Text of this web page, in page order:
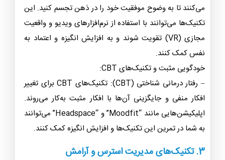
می‌کنند تا به وضوح موفقیت خود را در ذهن تجسم کنید. این
تکنیک‌ها می‌توانند با استفاده از نرم‌افزارهای ویدیو و واقعیت
مجازی (VR) تقویت شوند و به افزایش انگیزه و اعتماد به
نفس کمک کنند.
خودگویی مثبت و تکنیک‌های CBT:
– رفتار درمانی شناختی (CBT): تکنیک‌های CBT برای تغییر
افکار منفی و جایگزینی آن‌ها با افکار مثبت به‌کار می‌روند.
اپلیکیشن‌هایی مانند “Moodfit” و “Headspace” می‌توانند
به شما در تمرین این تکنیک‌ها و افزایش انگیزه کمک کنند.
3. تکنیک‌های مدیریت استرس و آرامش